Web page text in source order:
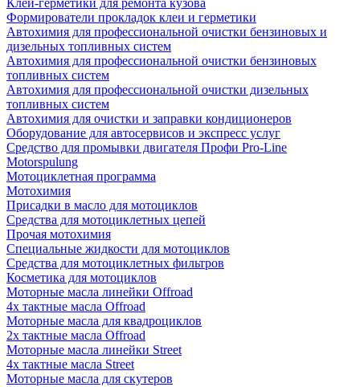
Клей-герметики для ремонта кузова
Формирователи прокладок клеи и герметики
Автохимия для профессиональной очистки бензиновых и
дизельных топливных систем
Автохимия для профессиональной очистки бензиновых
топливных систем
Автохимия для профессиональной очистки дизельных
топливных систем
Автохимия для очистки и заправки кондиционеров
Оборудование для автосервисов и экспресс услуг
Средство для промывки двигателя Профи Pro-Line
Motorspulung
Мотоциклетная программа
Мотохимия
Присадки в масло для мотоциклов
Средства для мотоциклетных цепей
Прочая мотохимия
Специальные жидкости для мотоциклов
Средства для мотоциклетных фильтров
Косметика для мотоциклов
Моторные масла линейки Offroad
4х тактные масла Offroad
Моторные масла для квадроциклов
2х тактные масла Offroad
Моторные масла линейки Street
4х тактные масла Street
Моторные масла для скутеров